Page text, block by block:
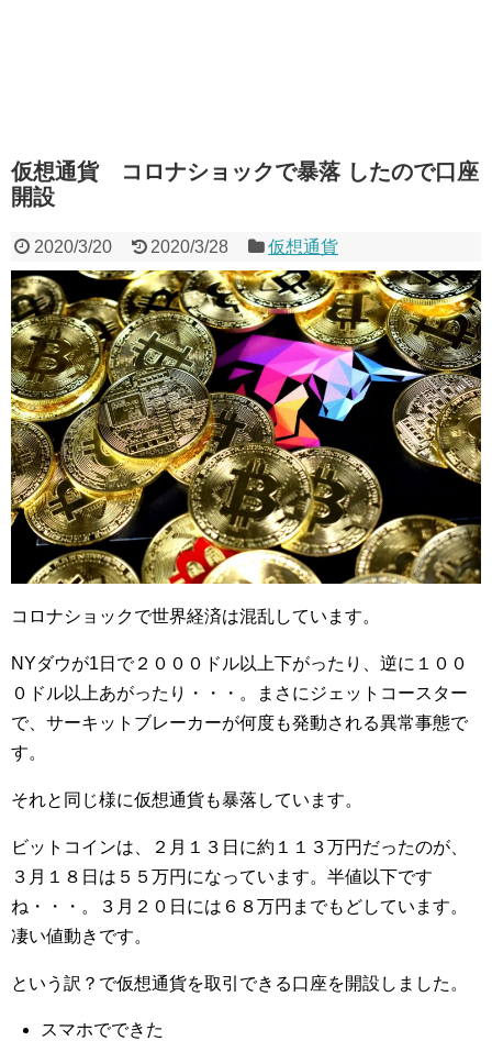
仮想通貨 コロナショックで暴落 したので口座
開設
2020/3/20 2020/3/28 仮想通貨
コロナショックで世界経済は混乱しています。
NYダウが1日で２０００ドル以上下がったり、逆に１００
０ドル以上あがったり・・・。まさにジェットコースター
で、サーキットブレーカーが何度も発動される異常事態で
す。
それと同じ様に仮想通貨も暴落しています。
ビットコインは、２月１３日に約１１３万円だったのが、
３月１８日は５５万円になっています。半値以下です
ね・・・。３月２０日には６８万円までもどしています。
凄い値動きです。
という訳？で仮想通貨を取引できる口座を開設しました。
スマホでできた